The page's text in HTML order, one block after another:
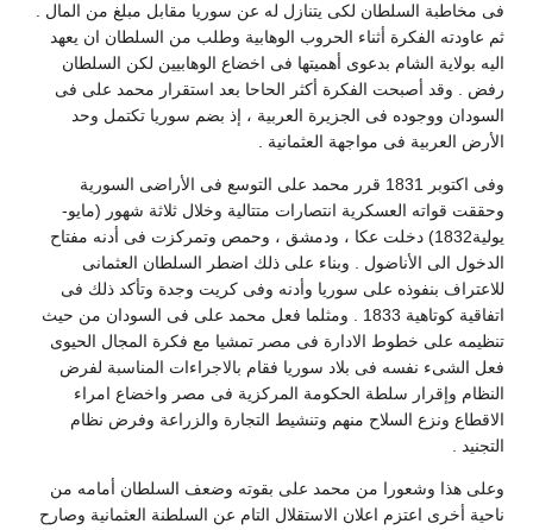
فى مخاطبة السلطان لكى يتنازل له عن سوريا مقابل مبلغ من المال .
ثم عاودته الفكرة أثناء الحروب الوهابية وطلب من السلطان ان يعهد
اليه بولاية الشام بدعوى أهميتها فى اخضاع الوهابيين لكن السلطان
رفض . وقد أصبحت الفكرة أكثر الحاحا بعد استقرار محمد على فى
السودان ووجوده فى الجزيرة العربية ، إذ بضم سوريا تكتمل وحد
الأرض العربية فى مواجهة العثمانية .
وفى اكتوبر 1831 قرر محمد على التوسع فى الأراضى السورية
وحققت قواته العسكرية انتصارات متتالية وخلال ثلاثة شهور (مايو-
يولية1832) دخلت عكا ، ودمشق ، وحمص وتمركزت فى أدنه مفتاح
الدخول الى الأناضول . وبناء على ذلك اضطر السلطان العثمانى
للاعتراف بنفوذه على سوريا وأدنه وفى كريت وجدة وتأكد ذلك فى
اتفاقية كوتاهية 1833 . ومثلما فعل محمد على فى السودان من حيث
تنظيمه على خطوط الادارة فى مصر تمشيا مع فكرة المجال الحيوى
فعل الشىء نفسه فى بلاد سوريا فقام بالاجراءات المناسبة لفرض
النظام وإقرار سلطة الحكومة المركزية فى مصر واخضاع امراء
الاقطاع ونزع السلاح منهم وتنشيط التجارة والزراعة وفرض نظام
التجنيد .
وعلى هذا وشعورا من محمد على بقوته وضعف السلطان أمامه من
ناحية أخرى اعتزم اعلان الاستقلال التام عن السلطنة العثمانية وصارح